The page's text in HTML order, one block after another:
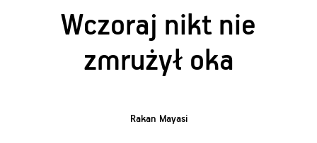
Wczoraj nikt nie
zmrużył oka
Rakan Mayasi